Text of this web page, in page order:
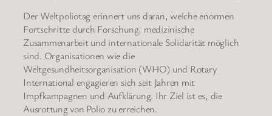
Der Weltpoliotag erinnert uns daran, welche enormen
Fortschritte durch Forschung, medizinische
Zusammenarbeit und internationale Solidarität möglich
sind. Organisationen wie die
Weltgesundheitsorganisation (WHO) und Rotary
International engagieren sich seit Jahren mit
Impfkampagnen und Aufklärung. Ihr Ziel ist es, die
Ausrottung von Polio zu erreichen.